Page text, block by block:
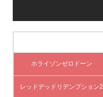
ホライゾンゼロドーン
レッドデッドリデンプション2